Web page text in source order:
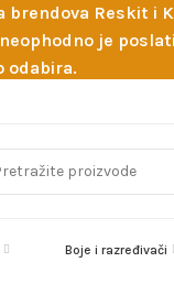
Reskit i
je
odabira.
Boje i razređivači